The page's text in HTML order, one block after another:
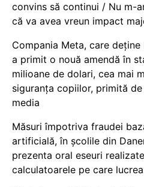
convins să continui / Nu m-
că va avea vreun impact
Compania Meta, care
a primit o nouă amendă în
milioane de dolari, cea mai
siguranța copiilor, primită
media
Măsuri împotriva fraudei
artificială, în școlile din
prezenta oral eseuri
calculatoarele pe care